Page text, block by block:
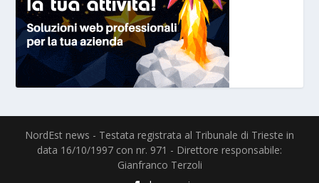
NordEst news - Testata registrata al Tribunale di Trieste in
data 16/10/1997 con nr. 971 - Direttore responsabile:
Gianfranco Terzoli